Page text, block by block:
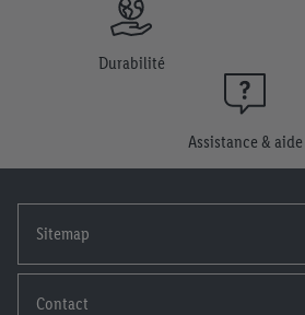
Durabilité
Assistance & aide
Sitemap
Contact
mentions légales, c’est ici.